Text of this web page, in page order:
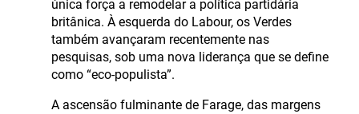
única força a remodelar a política partidária
britânica. À esquerda do Labour, os Verdes
também avançaram recentemente nas
pesquisas, sob uma nova liderança que se define
como “eco-populista”.
A ascensão fulminante de Farage, das margens